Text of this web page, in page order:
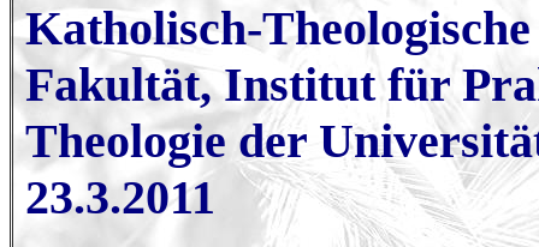
Katholisch-Theologische
Fakultät, Institut für
Theologie der
23.3.2011